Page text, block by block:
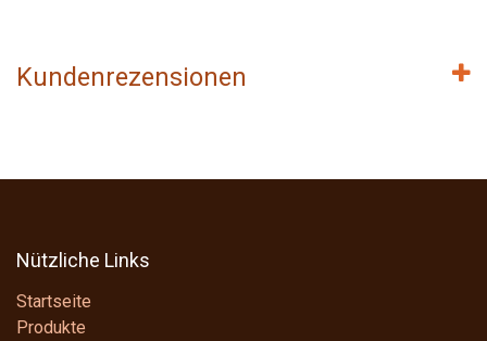
Kundenrezensionen
Nützliche Links
Startseite
Produkte